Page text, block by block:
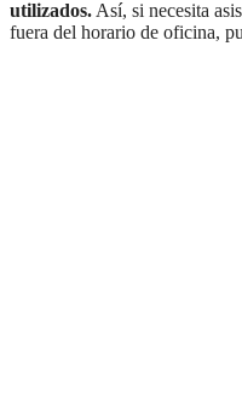
utilizados.Así, si necesita
fuera del horario de oficina,